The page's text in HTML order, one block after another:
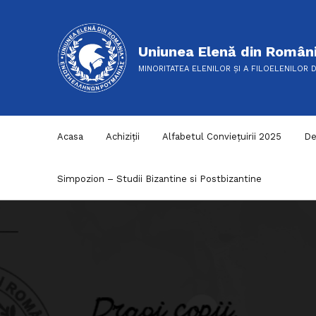
Uniunea Elenă din
MINORITATEA ELENILOR ȘI A FILOELENILOR
Acasa Achiziții Alfabetul Conviețuirii 2025
Simpozion – Studii Bizantine si Postbizantine